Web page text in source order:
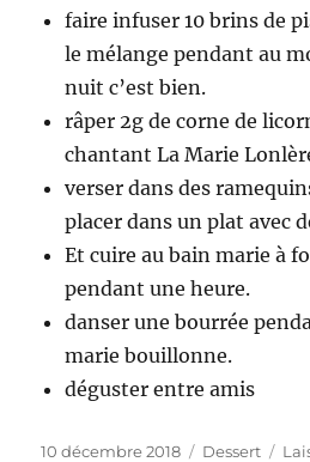
faire infuser 10 brins de
le mélange pendant au
nuit c’est bien.
râper 2g de corne de
chantant La Marie
verser dans des
placer dans un plat avec
Et cuire au bain marie à
pendant une heure.
danser une bourrée
marie bouillonne.
déguster entre amis
Publié
10 décembre 2018 Catégories
Dessert